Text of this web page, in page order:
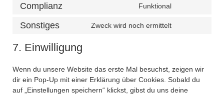
Complianz Funktional
Sonstiges Zweck wird noch ermittelt
7. Einwilligung
Wenn du unsere Website das erste Mal besuchst, zeigen wir
dir ein Pop-Up mit einer Erklärung über Cookies. Sobald du
auf „Einstellungen speichern“ klickst, gibst du uns deine